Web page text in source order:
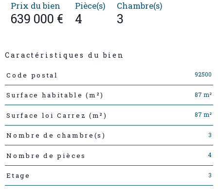
Prix du bien
639 000 €
Pièce(s)
4
Chambre(s)
3
Caractéristiques du bien
Caractéristiques Valeurs
Code postal 92500
Surface habitable (m²) 87 m²
Surface loi Carrez (m²) 87 m²
Nombre de chambre(s) 3
Nombre de pièces 4
Etage 3